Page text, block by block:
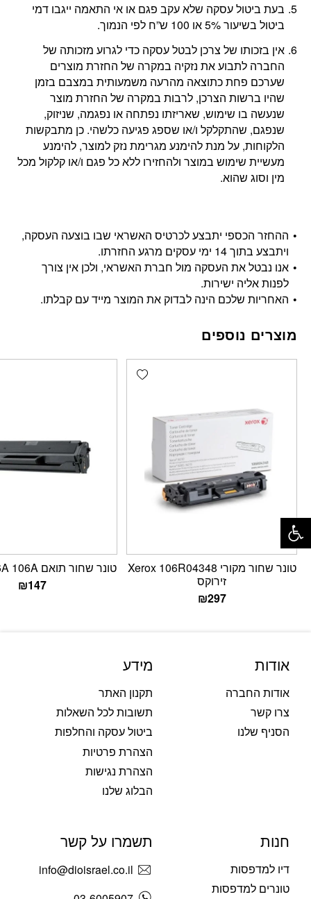
בעת ביטול עסקה שלא עקב פגם או אי התאמה ייגבו דמי
ביטול בשיעור 5% או 100 ש”ח לפי הנמוך.
אין בזכותו של צרכן לבטל עסקה כדי לגרוע מזכותה של
החברה לתבוע את נזקיה במקרה של החזרת מוצרים
שערכם פחת כתוצאה מהרעה משמעותית במצבם בזמן
שהיו ברשות הצרכן, לרבות במקרה של החזרת מוצר
שנעשה בו שימוש, שאריזתו נפתחה או נפגמה, שניזוק,
שנפגם, שהתקלקל ו/או שספג פגיעה כלשהי. כן מתבקשות
הלקוחות, על מנת להימנע מגרימת נזק למוצר, להימנע
מעשיית שימוש במוצר ולהחזירו ללא כל פגם ו/או קלקול מכל
מין וסוג שהוא.
ההחזר הכספי יתבצע לכרטיס האשראי שבו בוצעה העסקה,
ויתבצע בתוך 14 ימי עסקים מרגע החזרתו.
אנו נבטל את העסקה מול חברת האשראי, ולכן אין צורך
לפנות אליה ישירות.
האחריות שלכם הינה לבדוק את המוצר מייד עם קבלתו.
מוצרים נוספים
Add wishlist
‏טונר ‏שחור מקורי Xerox 106R04348
זירוקס
₪297
טונר שחור תואם HP W1106A 106A
₪147
אודות
אודות החברה
צרו קשר
הסניף שלנו
מידע
תקנון האתר
תשובות לכל השאלות
ביטול עסקה והחלפות
הצהרת פרטיות
הצהרת נגישות
הבלוג שלנו
חנות
דיו למדפסות
טונרים למדפסות
תשמרו על קשר
info@dioisrael.co.il
פתח סרגל נגישות